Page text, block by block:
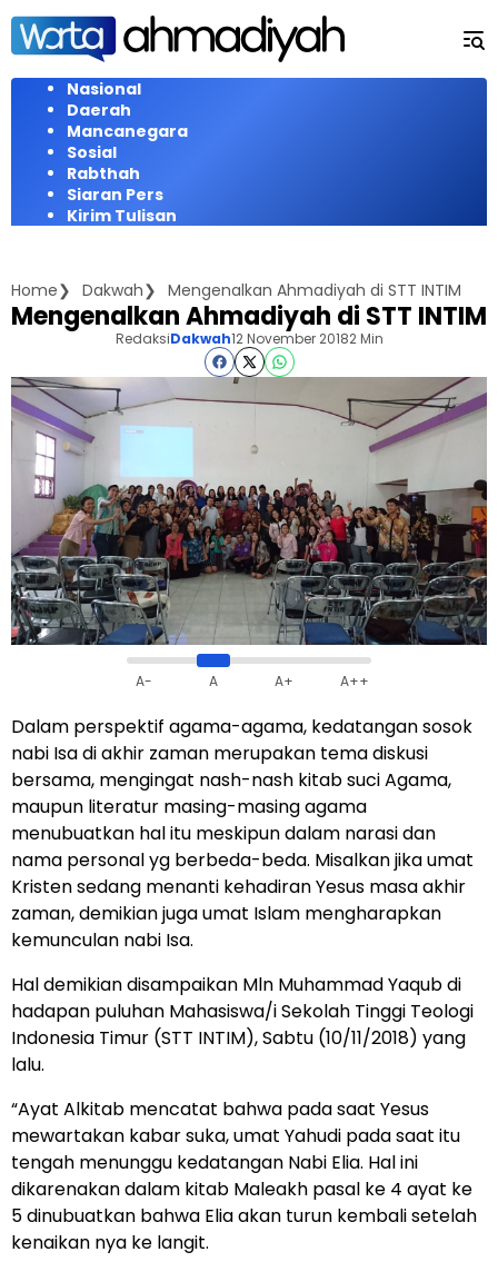
Langsung
konten
Nasional
Daerah
Mancanegara
Sosial
Rabthah
Siaran Pers
Kirim Tulisan
Home Dakwah Mengenalkan Ahmadiyah di STT INTIM
Mengenalkan Ahmadiyah di STT INTIM
RedaksiDakwah12 November 20182 Min
A- A A+ A++
Dalam perspektif agama-agama, kedatangan sosok
nabi Isa di akhir zaman merupakan tema diskusi
bersama, mengingat nash-nash kitab suci Agama,
maupun literatur masing-masing agama
menubuatkan hal itu meskipun dalam narasi dan
nama personal yg berbeda-beda. Misalkan jika umat
Kristen sedang menanti kehadiran Yesus masa akhir
zaman, demikian juga umat Islam mengharapkan
kemunculan nabi Isa.
Hal demikian disampaikan Mln Muhammad Yaqub di
hadapan puluhan Mahasiswa/i Sekolah Tinggi Teologi
Indonesia Timur (STT INTIM), Sabtu (10/11/2018) yang
lalu.
“Ayat Alkitab mencatat bahwa pada saat Yesus
mewartakan kabar suka, umat Yahudi pada saat itu
tengah menunggu kedatangan Nabi Elia. Hal ini
dikarenakan dalam kitab Maleakh pasal ke 4 ayat ke
5 dinubuatkan bahwa Elia akan turun kembali setelah
kenaikan nya ke langit.